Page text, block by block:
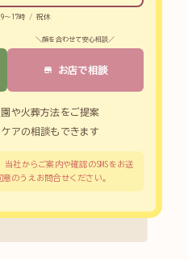
9～17時 / 祝休
＼顔を合わせて安心相談／
お店で相談
や火葬方法をご提案
アの相談もできます
社からご案内や確認のSMSをお送
のうえお問合せください。